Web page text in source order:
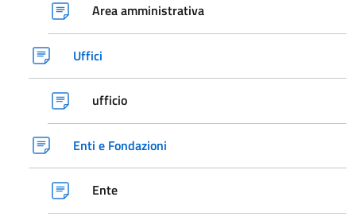
Area amministrativa
Uffici
ufficio
Enti e Fondazioni
Ente